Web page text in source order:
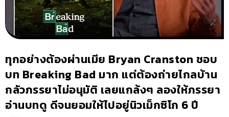
ทุกอย่างต้องผ่านเมีย Bryan Cranston ชอบ
บท Breaking Bad มาก แต่ต้องถ่ายไกลบ้าน
กลัวภรรยาไม่อนุมัติ เลยแกล้งๆ ลองให้ภรรยา
อ่านบทดู ดีจนยอมให้ไปอยู่นิวเม็กซิโก 6 ปี